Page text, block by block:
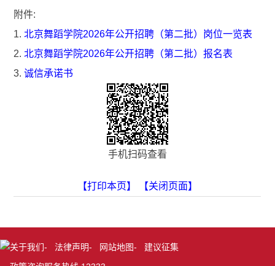
附件:
1.北京舞蹈学院2026年公开招聘（第二批）岗位一览表
2.北京舞蹈学院2026年公开招聘（第二批）报名表
3.诚信承诺书
手机扫码查看
【打印本页】 【关闭页面】
关于我们- 法律声明- 网站地图- 建议征集